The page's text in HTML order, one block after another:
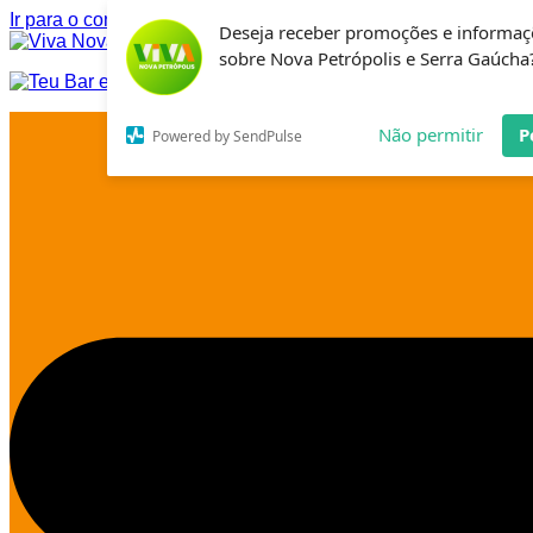
Deseja receber promoções e
sobre Nova Petrópolis e Serra
Powered by SendPulse Não permitir
Ir para o conteúdo